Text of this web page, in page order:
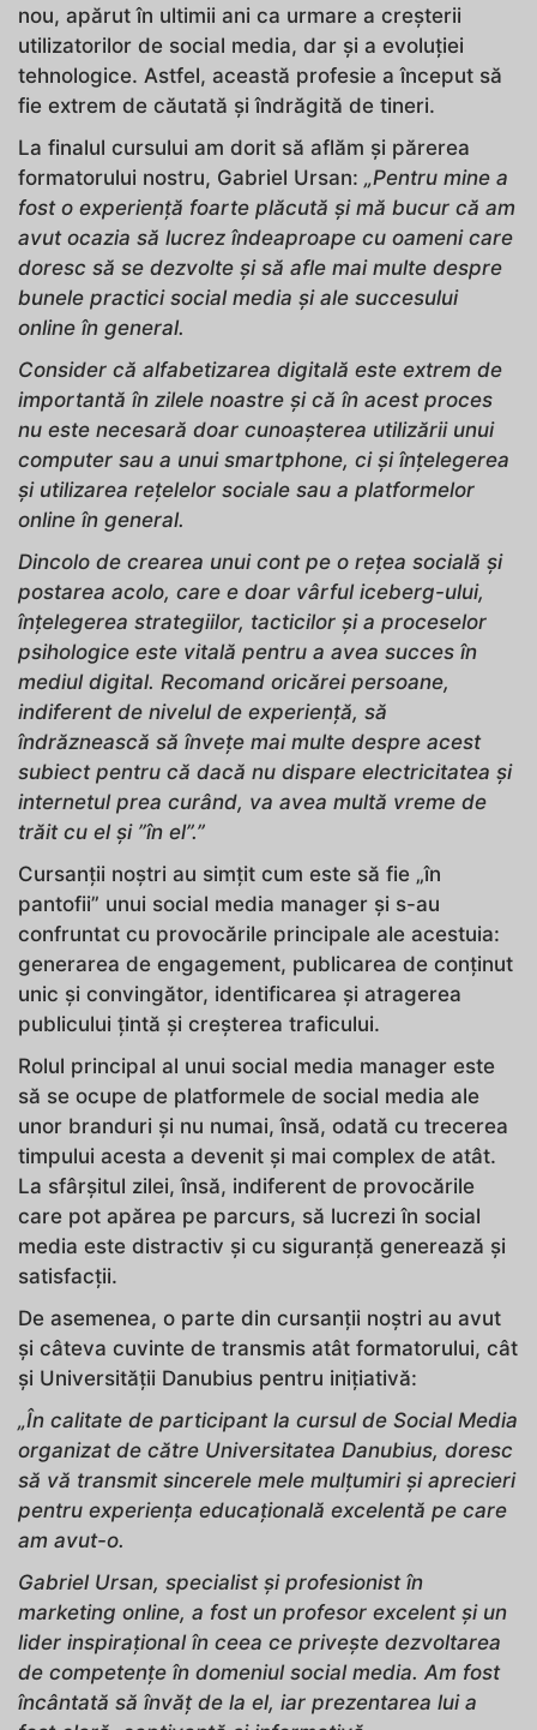
nou, apărut în ultimii ani ca urmare a creșterii
utilizatorilor de social media, dar și a evoluției
tehnologice. Astfel, această profesie a început să
fie extrem de căutată și îndrăgită de tineri.
La finalul cursului am dorit să aflăm și părerea
formatorului nostru, Gabriel Ursan: „Pentru mine a
fost o experiență foarte plăcută și mă bucur că am
avut ocazia să lucrez îndeaproape cu oameni care
doresc să se dezvolte și să afle mai multe despre
bunele practici social media și ale succesului
online în general.
Consider că alfabetizarea digitală este extrem de
importantă în zilele noastre și că în acest proces
nu este necesară doar cunoașterea utilizării unui
computer sau a unui smartphone, ci și înțelegerea
și utilizarea rețelelor sociale sau a platformelor
online în general.
Dincolo de crearea unui cont pe o rețea socială și
postarea acolo, care e doar vârful iceberg-ului,
înțelegerea strategiilor, tacticilor și a proceselor
psihologice este vitală pentru a avea succes în
mediul digital. Recomand oricărei persoane,
indiferent de nivelul de experiență, să
îndrăznească să învețe mai multe despre acest
subiect pentru că dacă nu dispare electricitatea și
internetul prea curând, va avea multă vreme de
trăit cu el și ”în el”.”
Cursanții noștri au simțit cum este să fie „în
pantofii” unui social media manager și s-au
confruntat cu provocările principale ale acestuia:
generarea de engagement, publicarea de conținut
unic și convingător, identificarea și atragerea
publicului țintă și creșterea traficului.
Rolul principal al unui social media manager este
să se ocupe de platformele de social media ale
unor branduri și nu numai, însă, odată cu trecerea
timpului acesta a devenit și mai complex de atât.
La sfârșitul zilei, însă, indiferent de provocările
care pot apărea pe parcurs, să lucrezi în social
media este distractiv și cu siguranță generează și
satisfacții.
De asemenea, o parte din cursanții noștri au avut
și câteva cuvinte de transmis atât formatorului, cât
și Universității Danubius pentru inițiativă:
„În calitate de participant la cursul de Social Media
organizat de către Universitatea Danubius, doresc
să vă transmit sincerele mele mulțumiri și aprecieri
pentru experiența educațională excelentă pe care
am avut-o.
Gabriel Ursan, specialist și profesionist în
marketing online, a fost un profesor excelent și un
lider inspirațional în ceea ce privește dezvoltarea
de competențe în domeniul social media. Am fost
încântată să învăț de la el, iar prezentarea lui a